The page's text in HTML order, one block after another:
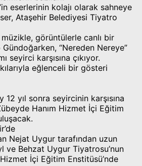
eserlerinin kolajı olarak sahneye
Ataşehir Belediyesi Tiyatro
görüntülerle canlı bir
“Nereden Nereye”
karşısına çıkıyor.
eğlenceli bir gösteri
yıl sonra seyircinin karşısına
Hanım Hizmet İçi Eğitim
Nejat Uygur tarafından uzun
ve Behzat Uygur Tiyatrosu’nun
İçi Eğitim Enstitüsü’nde